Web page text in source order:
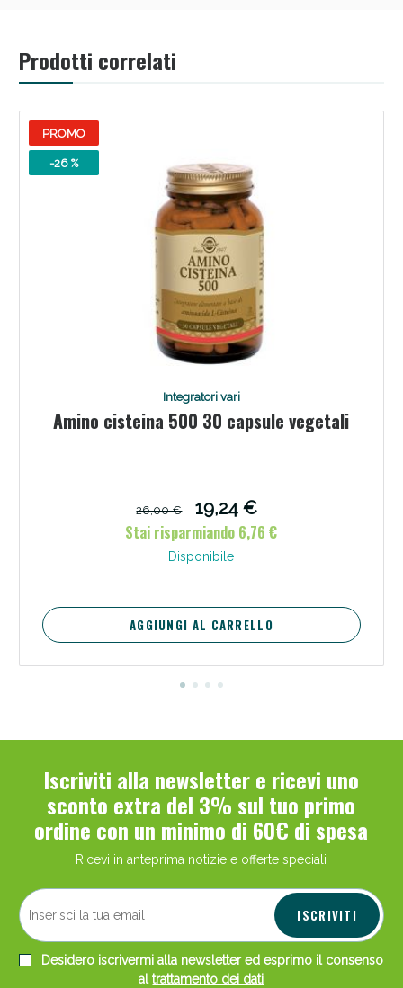
Prodotti correlati
PROMO
-26 %
Integratori vari
Amino cisteina 500 30 capsule vegetali
26,00 €
19,24 €
Stai risparmiando 6,76 €
Disponibile
AGGIUNGI AL CARRELLO
Iscriviti alla newsletter e ricevi uno
sconto extra del 3% sul tuo primo
ordine con un minimo di 60€ di spesa
Ricevi in anteprima notizie e offerte speciali
ISCRIVITI
Desidero iscrivermi alla newsletter ed esprimo il consenso
altrattamento dei dati
Benessere Intestinale: Sconto fino al 55% valido
oggi!
Scopri le offerte di Oggi